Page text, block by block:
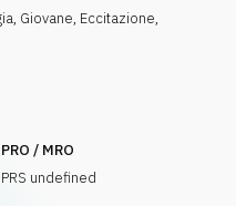
, Giovane, Eccitazione,
PRO / MRO
PRS undefined